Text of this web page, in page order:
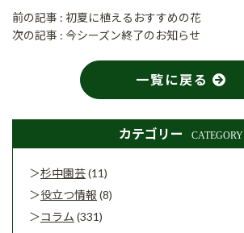
前の記事 : 初夏に植えるおすすめの花
次の記事 : 今シーズン終了のお知らせ
一覧に戻る
カテゴリー CATEGORY
杉中園芸(11)
役立つ情報 (8)
コラム (331)